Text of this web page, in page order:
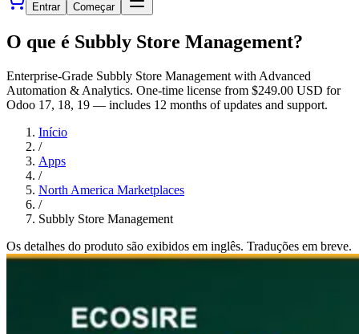
Entrar Começar
O que é Subbly Store Management?
Enterprise-Grade Subbly Store Management with Advanced
Automation & Analytics. One-time license from $249.00 USD for
Odoo 17, 18, 19 — includes 12 months of updates and support.
Início
/
Apps
/
North America Marketplaces
/
Subbly Store Management
Os detalhes do produto são exibidos em inglês. Traduções em breve.